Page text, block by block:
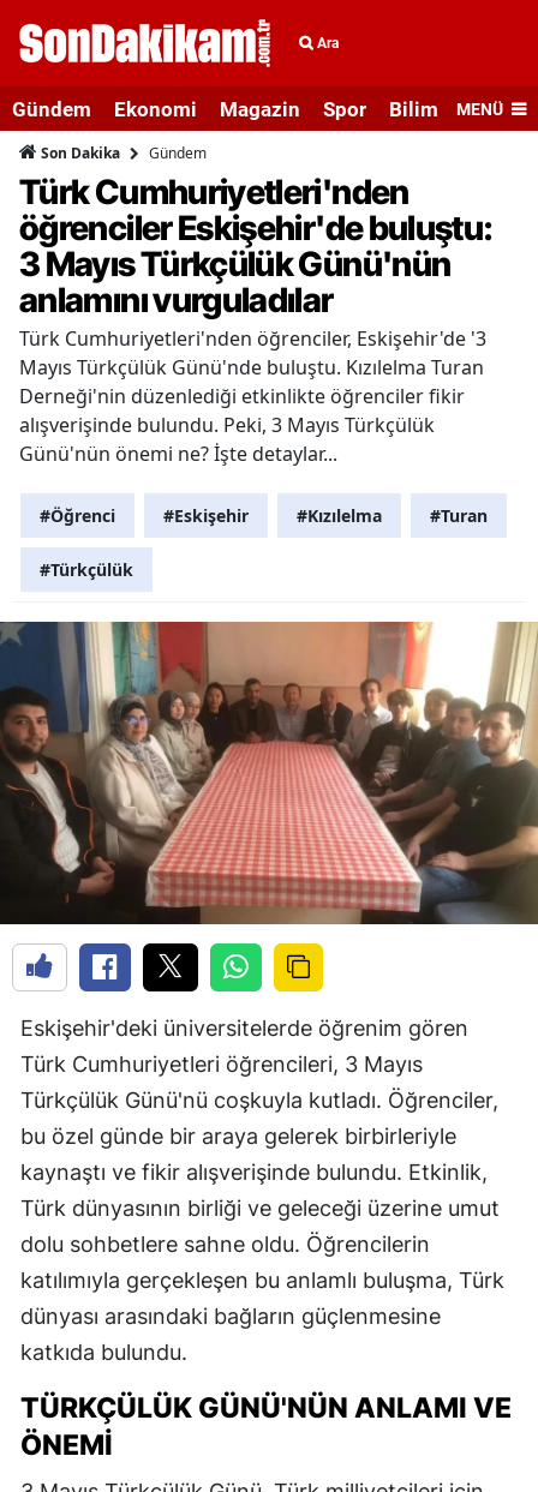
Ara
Gündem Ekonomi Magazin Spor Bilim veMENÜ
Son Dakika Gündem
Türk Cumhuriyetleri'nden
öğrenciler Eskişehir'de buluştu:
3 Mayıs Türkçülük Günü'nün
anlamını vurguladılar
Türk Cumhuriyetleri'nden öğrenciler, Eskişehir'de '3
Mayıs Türkçülük Günü'nde buluştu. Kızılelma Turan
Derneği'nin düzenlediği etkinlikte öğrenciler fikir
alışverişinde bulundu. Peki, 3 Mayıs Türkçülük
Günü'nün önemi ne? İşte detaylar...
#Öğrenci #Eskişehir #Kızılelma #Turan
#Türkçülük
Eskişehir'deki üniversitelerde öğrenim gören
Türk Cumhuriyetleri öğrencileri, 3 Mayıs
Türkçülük Günü'nü coşkuyla kutladı. Öğrenciler,
bu özel günde bir araya gelerek birbirleriyle
kaynaştı ve fikir alışverişinde bulundu. Etkinlik,
Türk dünyasının birliği ve geleceği üzerine umut
dolu sohbetlere sahne oldu. Öğrencilerin
katılımıyla gerçekleşen bu anlamlı buluşma, Türk
dünyası arasındaki bağların güçlenmesine
katkıda bulundu.
TÜRKÇÜLÜK GÜNÜ'NÜN ANLAMI VE
ÖNEMI